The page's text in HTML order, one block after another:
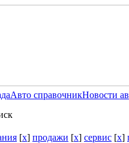
Авто справочникНовости
[x] продажи [x] сервис [x]